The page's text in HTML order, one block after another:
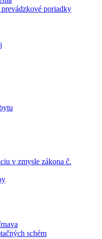
prevádzkové poriadky
v zmysle zákona č.
schém